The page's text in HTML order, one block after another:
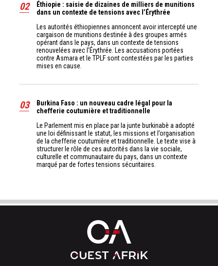
02
Éthiopie : saisie de dizaines de milliers de munitions
dans un contexte de tensions avec l’Érythrée
Les autorités éthiopiennes annoncent avoir intercepté une
cargaison de munitions destinée à des groupes armés
opérant dans le pays, dans un contexte de tensions
renouvelées avec l’Érythrée. Les accusations portées
contre Asmara et le TPLF sont contestées par les parties
mises en cause.
03
Burkina Faso : un nouveau cadre légal pour la
chefferie coutumière et traditionnelle
Le Parlement mis en place par la junte burkinabè a adopté
une loi définissant le statut, les missions et l’organisation
de la chefferie coutumière et traditionnelle. Le texte vise à
structurer le rôle de ces autorités dans la vie sociale,
culturelle et communautaire du pays, dans un contexte
marqué par de fortes tensions sécuritaires.